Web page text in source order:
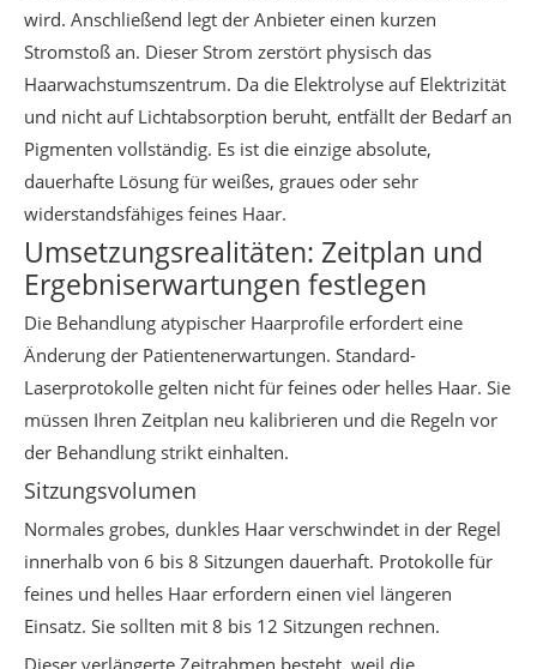
wird. Anschließend legt der Anbieter einen kurzen
Stromstoß an. Dieser Strom zerstört physisch das
Haarwachstumszentrum. Da die Elektrolyse auf Elektrizität
und nicht auf Lichtabsorption beruht, entfällt der Bedarf an
Pigmenten vollständig. Es ist die einzige absolute,
dauerhafte Lösung für weißes, graues oder sehr
widerstandsfähiges feines Haar.
Umsetzungsrealitäten: Zeitplan und
Ergebniserwartungen festlegen
Die Behandlung atypischer Haarprofile erfordert eine
Änderung der Patientenerwartungen. Standard-
Laserprotokolle gelten nicht für feines oder helles Haar. Sie
müssen Ihren Zeitplan neu kalibrieren und die Regeln vor
der Behandlung strikt einhalten.
Sitzungsvolumen
Normales grobes, dunkles Haar verschwindet in der Regel
innerhalb von 6 bis 8 Sitzungen dauerhaft. Protokolle für
feines und helles Haar erfordern einen viel längeren
Einsatz. Sie sollten mit 8 bis 12 Sitzungen rechnen.
Dieser verlängerte Zeitrahmen besteht, weil die